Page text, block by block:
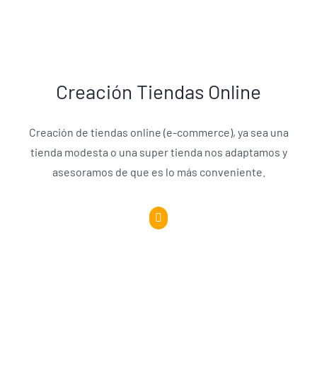
Creación Tiendas Online
Creación de tiendas online (e-commerce), ya sea una
tienda modesta o una super tienda nos adaptamos y
asesoramos de que es lo más conveniente.